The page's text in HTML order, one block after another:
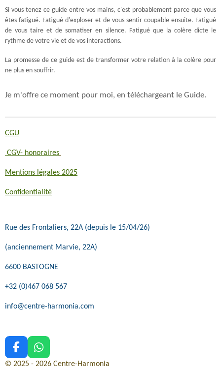
Si vous tenez ce guide entre vos mains, c'est probablement parce que vous
êtes fatigué. Fatigué d'exploser et de vous sentir coupable ensuite. Fatigué
de vous taire et de somatiser en silence. Fatigué que la colère dicte le
rythme de votre vie et de vos interactions.
La promesse de ce guide est de transformer votre relation à la colère pour
ne plus en souffrir.
Je m'offre ce moment pour moi, en téléchargeant le Guide.
CGU
CGV- honoraires
Mentions légales 2025
Confidentialité
Rue des Frontaliers, 22A (depuis le 15/04/26)
(anciennement Marvie, 22A)
6600 BASTOGNE
+32 (0)467 068 567
info@centre-harmonia.com
F
a
W
h
© 2025 - 2026 Centre-Harmonia